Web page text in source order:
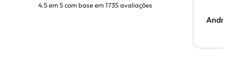
4.5 em 5 com base em 1735 avaliações